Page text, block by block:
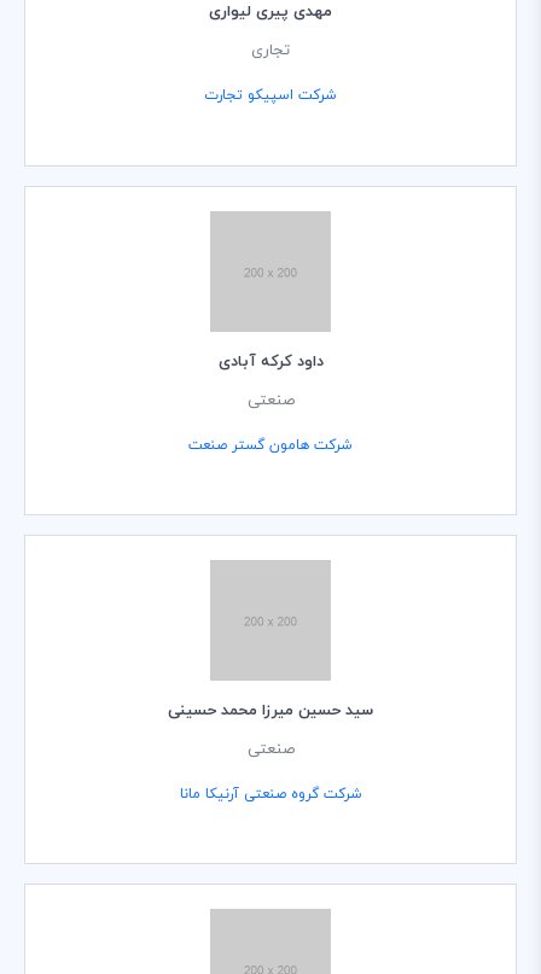
مهدی پیری لیواری
تجاری
شرکت اسپیکو تجارت
داود کرکه آبادی
صنعتی
شرکت هامون گستر صنعت
سید حسین میرزا محمد حسینی
صنعتی
شرکت گروه صنعتی آرنیکا مانا